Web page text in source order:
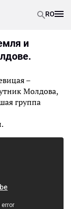
RO
и
–
Молдова,
группа